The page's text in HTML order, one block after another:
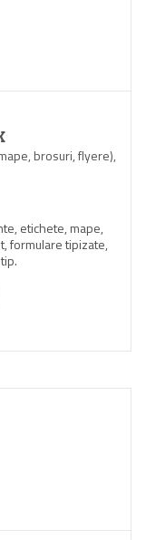
brosuri, flyere),
etichete, mape,
formulare tipizate,